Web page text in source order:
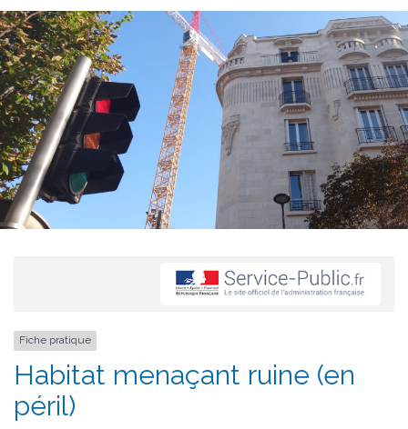
Fiche pratique
Habitat menaçant ruine (en
péril)